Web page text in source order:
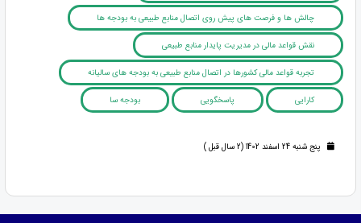
چالش ها و فرصت های پیش روی اتصال منابع طبیعی به بودجه ها
نقش قواعد مالی در مدیریت پایدار منابع طبیعی
تجربه قواعد مالی کشورها در اتصال منابع طبیعی به بودجه های سالیانه
کارایی پاسخگویی بودجه سا
پنج شنبه 24 اسفند 1402 (2 سال قبل )